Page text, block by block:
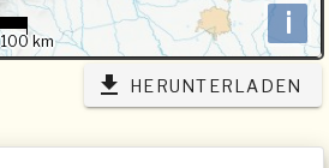
i
100 km
HERUNTERLADEN